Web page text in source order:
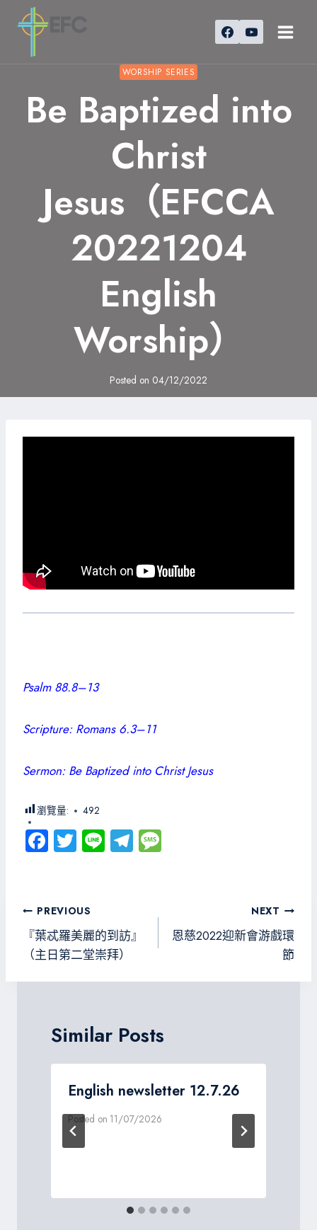
WORSHIP SERIES
Be Baptized into
Christ
Jesus（EFCCA
20221204
English
Worship）
Posted on 04/12/2022
Psalm 88.8–13
Scripture: Romans 6.3–11
Sermon: Be Baptized into Christ Jesus
瀏覽量: 492
Fa
o
ok
T
er
Li Te
m
文
章
導
覽
PREVIOUS
『葉忒羅美麗的到訪』
（主日第二堂崇拜）
NEXT
恩慈2022迎新會游戲環
節
Similar Posts
English newsletter 12.7.26
Posted on 11/07/2026